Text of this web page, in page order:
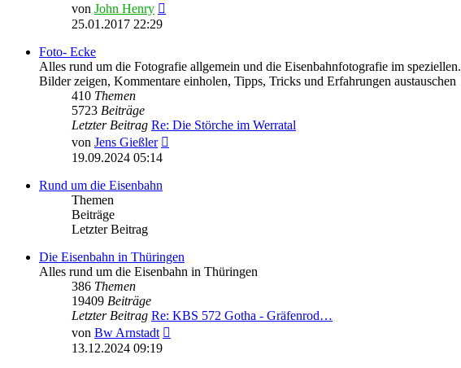
von John Henry
25.01.2017 22:29
Foto- Ecke
Alles rund um die Fotografie allgemein und die Eisenbahnfotografie im speziellen.
Bilder zeigen, Kommentare einholen, Tipps, Tricks und Erfahrungen austauschen
410 Themen
5723 Beiträge
Letzter Beitrag Re: Die Störche im Werratal
von Jens Gießler
19.09.2024 05:14
Rund um die Eisenbahn
Themen
Beiträge
Letzter Beitrag
Die Eisenbahn in Thüringen
Alles rund um die Eisenbahn in Thüringen
386 Themen
19409 Beiträge
Letzter Beitrag Re: KBS 572 Gotha - Gräfenrod…
von Bw Arnstadt
13.12.2024 09:19